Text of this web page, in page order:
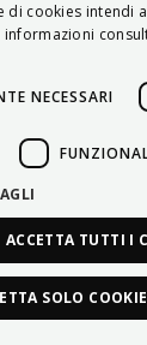
di cookies intendi
informazioni
NECESSARI
ACCETTA TUTTI I
SOLO